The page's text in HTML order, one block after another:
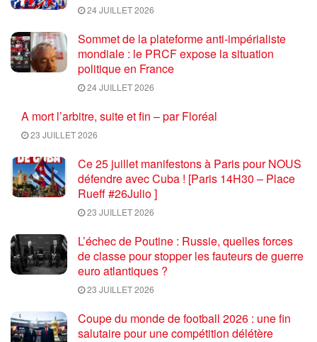
24 JUILLET 2026
Sommet de la plateforme anti-impérialiste
mondiale : le PRCF expose la situation
politique en France
24 JUILLET 2026
A mort l’arbitre, suite et fin – par Floréal
23 JUILLET 2026
Ce 25 juillet manifestons à Paris pour NOUS
défendre avec Cuba ! [Paris 14H30 – Place
Rueff #26Julio ]
23 JUILLET 2026
L’échec de Poutine : Russie, quelles forces
de classe pour stopper les fauteurs de guerre
euro atlantiques ?
23 JUILLET 2026
Coupe du monde de football 2026 : une fin
salutaire pour une compétition délétère